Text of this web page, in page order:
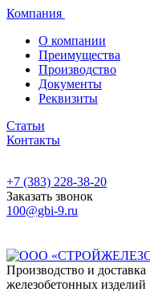
Компания
О компании
Преимущества
Производство
Документы
Реквизиты
Статьи
Контакты
+7 (383) 228-38-20
Заказать звонок
100@gbi-9.ru
Производство и доставка
железобетонных изделий